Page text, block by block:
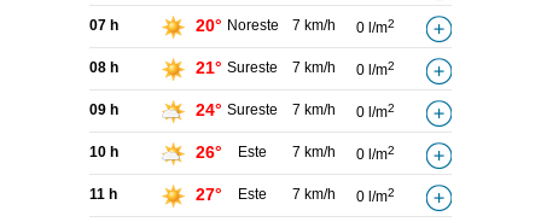
07 h 20° Noreste 7 km/h 0 l/m2
08 h 21° Sureste 7 km/h 0 l/m2
09 h 24° Sureste 7 km/h 0 l/m2
10 h 26° Este 7 km/h 0 l/m2
11 h 27° Este 7 km/h 0 l/m2